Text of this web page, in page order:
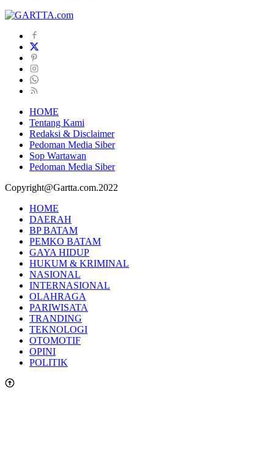
HOME
Tentang Kami
Redaksi & Disclaimer
Pedoman Media Siber
Sop Wartawan
Pedoman Media Siber
Copyright@Gartta.com.2022
HOME
DAERAH
BP BATAM
PEMKO BATAM
GAYA HIDUP
HUKUM & KRIMINAL
NASIONAL
INTERNASIONAL
OLAHRAGA
PARIWISATA
TRANDING
TEKNOLOGI
OTOMOTIF
OPINI
POLITIK